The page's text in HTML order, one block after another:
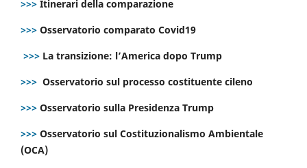
>>> Itinerari della comparazione
>>> Osservatorio comparato Covid19
>>> La transizione: l’America dopo Trump
>>> Osservatorio sul processo costituente cileno
>>> Osservatorio sulla Presidenza Trump
>>> Osservatorio sul Costituzionalismo Ambientale
(OCA)